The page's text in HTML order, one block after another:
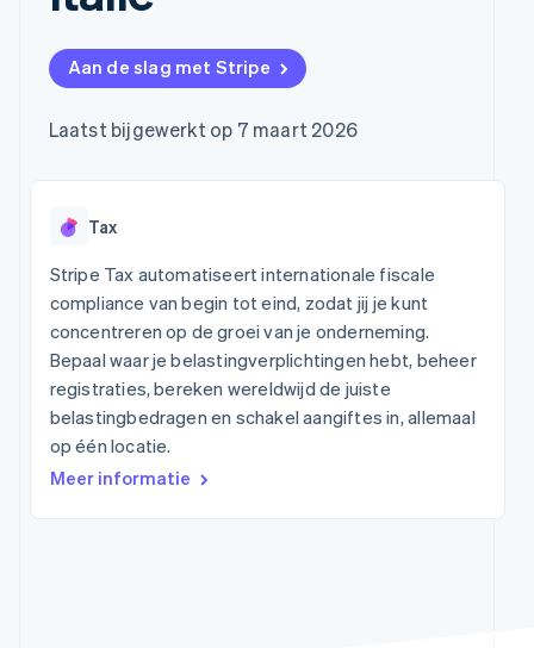
Toegang tot meer
Terminal
Fysieke betalingen
Authorization
Optimaliseer de
Link
Financial
Data gekoppelde
rekeningen
Meer
Product roadmap
Ontdek wat er in het verschiet ligt
Radar
Geldbeheer
Platforms
Creator economy
Gaming
Horeca, reizen en vrije
tijd
Verzekering
Media en
entertainment
Non-
dienstverlening
Facturatie naar
gebruik bieden
uitgeven die door
stablecoins worden
Diensten voorzien en
Bronnen
App-integraties
Voorbeelden van code
Developerblog
Productroadmap
Sessions
Vacatures
Stripe Press
Contact
Neem contact op
Partner worden
Aan de slag met Stripe
Laatst bijgewerkt op 7 maart 2026
Tax
Stripe Tax automatiseert internationale fiscale
compliance van begin tot eind, zodat jij je kunt
concentreren op de groei van je onderneming.
Bepaal waar je belastingverplichtingen hebt, beheer
registraties, bereken wereldwijd de juiste
belastingbedragen en schakel aangiftes in, allemaal
op één locatie.
Meer informatie